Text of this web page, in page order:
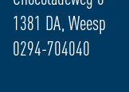
1381 DA, Weesp
0294-704040